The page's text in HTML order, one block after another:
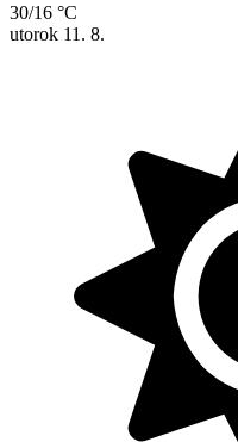
30/16 °C
utorok 11. 8.